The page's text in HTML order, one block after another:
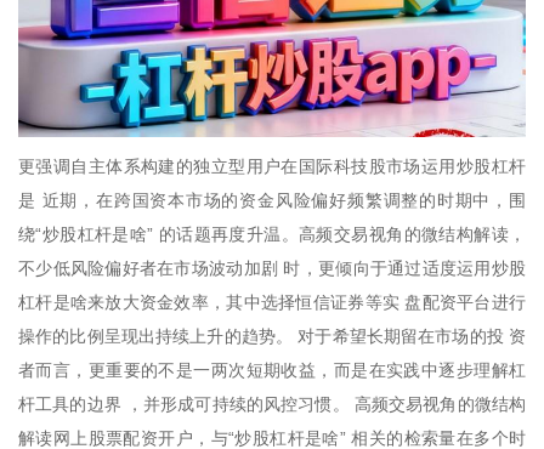
更强调自主体系构建的独立型用户在国际科技股市场运用炒股杠杆
是 近期，在跨国资本市场的资金风险偏好频繁调整的时期中，围
绕“炒股杠杆是啥” 的话题再度升温。高频交易视角的微结构解读，
不少低风险偏好者在市场波动加剧 时，更倾向于通过适度运用炒股
杠杆是啥来放大资金效率，其中选择恒信证券等实 盘配资平台进行
操作的比例呈现出持续上升的趋势。 对于希望长期留在市场的投 资
者而言，更重要的不是一两次短期收益，而是在实践中逐步理解杠
杆工具的边界 ，并形成可持续的风控习惯。 高频交易视角的微结构
解读网上股票配资开户，与“炒股杠杆是啥” 相关的检索量在多个时